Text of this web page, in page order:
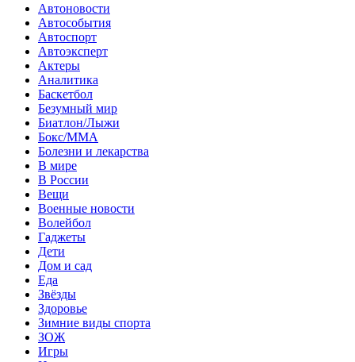
Автоновости
Автособытия
Автоспорт
Автоэксперт
Актеры
Аналитика
Баскетбол
Безумный мир
Биатлон/Лыжи
Бокс/MMA
Болезни и лекарства
В мире
В России
Вещи
Военные новости
Волейбол
Гаджеты
Дети
Дом и сад
Еда
Звёзды
Здоровье
Зимние виды спорта
ЗОЖ
Игры